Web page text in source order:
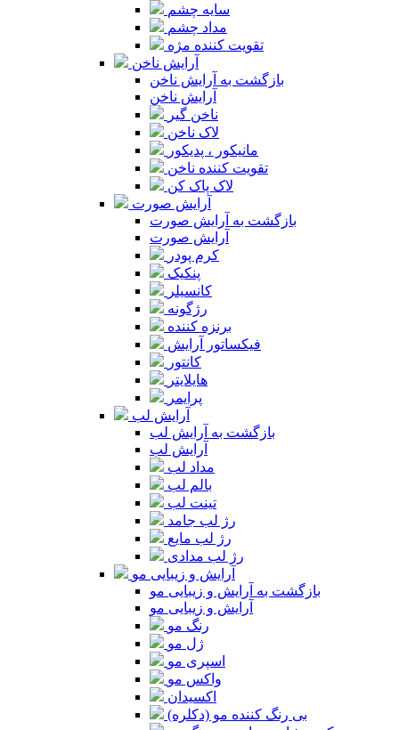
سایه چشم
مداد چشم
تقویت کننده مژه
آرایش ناخن
بازگشت به آرایش ناخن
آرایش ناخن
ناخن گیر
لاک ناخن
مانیکور ، پدیکور
تقویت کننده ناخن
لاک پاک کن
آرایش صورت
بازگشت به آرایش صورت
آرایش صورت
کرم پودر
پنکیک
کانسیلر
رژگونه
برنزه کننده
فیکساتور آرایش
کانتور
هایلایتر
پرایمر
آرایش لب
بازگشت به آرایش لب
آرایش لب
مداد لب
بالم لب
تینت لب
رژ لب جامد
رژ لب مایع
رژ لب مدادی
آرایش و زیبایی مو
بازگشت به آرایش و زیبایی مو
آرایش و زیبایی مو
رنگ مو
ژل مو
اسپری مو
واکس مو
اکسیدان
بی رنگ کننده مو (دکلره)